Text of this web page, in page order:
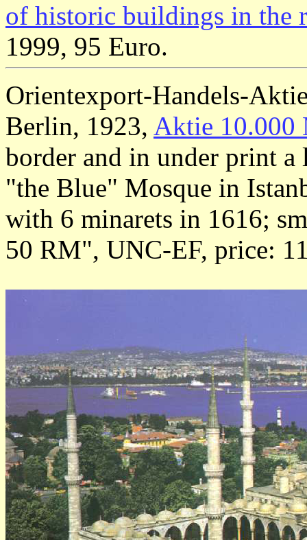
of historic buildings in the
1999, 95 Euro.
Orientexport-Handels-
Berlin, 1923, Aktie 10.000
border and in under print
"the Blue" Mosque in
with 6 minarets in 1616;
50 RM", UNC-EF, price: